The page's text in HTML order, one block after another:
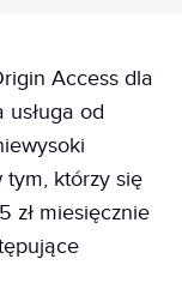
Access dla
od
którzy się
zł miesięcznie